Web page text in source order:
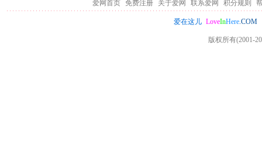
爱网首页 免费注册 关于爱网 联系爱网 积分规则
爱在这儿 LoveInHere.COM
版权所有(2001-